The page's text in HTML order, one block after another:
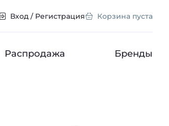
Вход / Регистрация Корзина пуста
Распродажа Бренды